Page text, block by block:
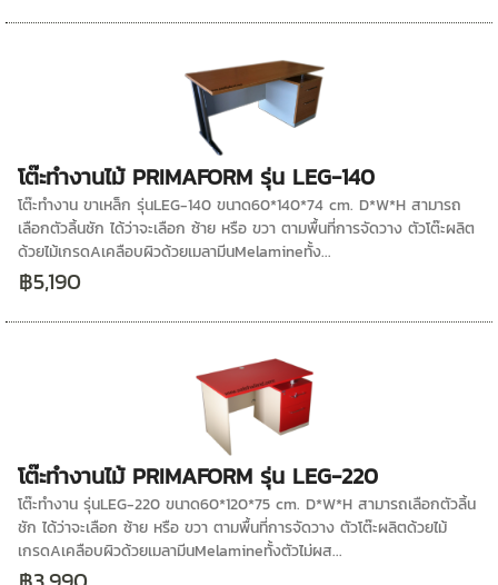
โต๊ะทำงานไม้ PRIMAFORM รุ่น LEG-140
โต๊ะทำงาน ขาเหล็ก รุ่นLEG-140 ขนาด60*140*74 cm. D*W*H สามารถ
เลือกตัวลิ้นชัก ได้ว่าจะเลือก ซ้าย หรือ ขวา ตามพื้นที่การจัดวาง ตัวโต๊ะผลิต
ด้วยไม้เกรดAเคลือบผิวด้วยเมลามีนMelamineทั้ง...
฿5,190
โต๊ะทำงานไม้ PRIMAFORM รุ่น LEG-220
โต๊ะทำงาน รุ่นLEG-220 ขนาด60*120*75 cm. D*W*H สามารถเลือกตัวลิ้น
ชัก ได้ว่าจะเลือก ซ้าย หรือ ขวา ตามพื้นที่การจัดวาง ตัวโต๊ะผลิตด้วยไม้
เกรดAเคลือบผิวด้วยเมลามีนMelamineทั้งตัวไม่ผส...